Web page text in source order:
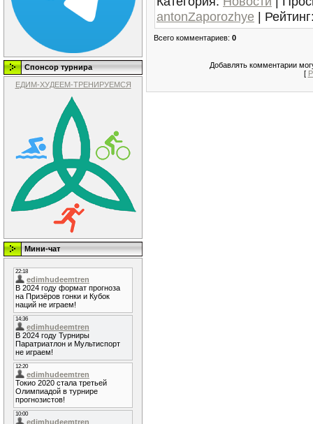
Спонсор турнира
ЕДИМ-ХУДЕЕМ-ТРЕНИРУЕМСЯ
Мини-чат
antonZaporozhye | Рейтинг
Всего комментариев: 0
Добавлять комментарии
[